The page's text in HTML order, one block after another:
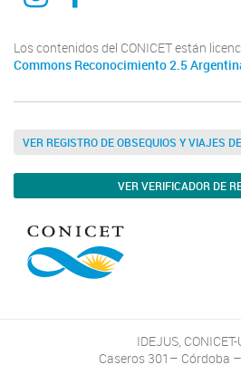
Los contenidos del CONICET están
Commons Reconocimiento 2.5
VER REGISTRO DE OBSEQUIOS Y VIAJES
VER VERIFICADOR DE
IDEJUS, CONICET-
Caseros 301– Córdoba